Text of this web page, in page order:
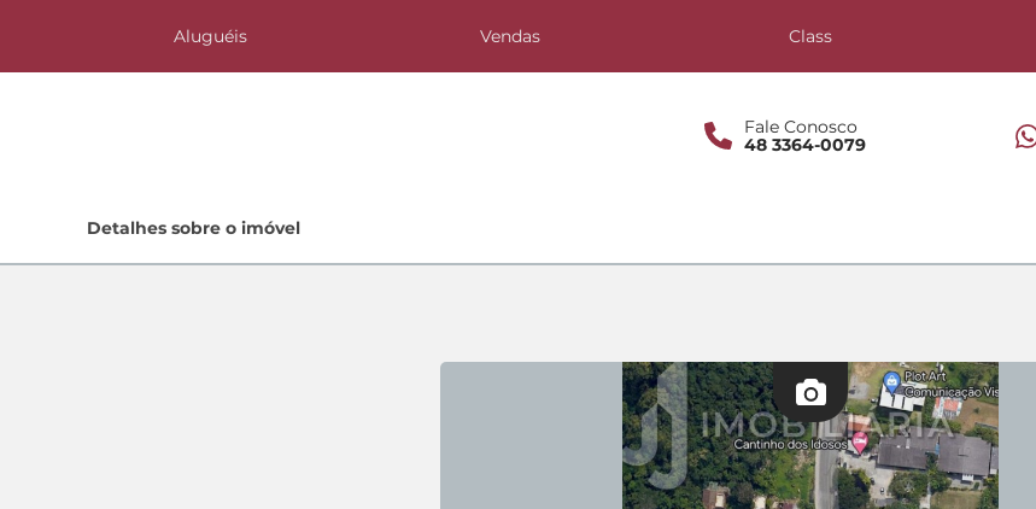
Aluguéis Vendas Class
Fale Conosco
48 3364-0079
Lançamentos
Detalhes sobre o imóvel